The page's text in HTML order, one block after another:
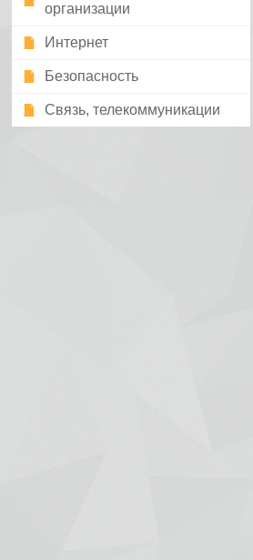
организации
Интернет
Безопасность
Связь, телекоммуникации